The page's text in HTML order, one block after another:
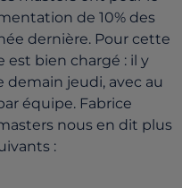
de 10% des
dernière. Pour cette
est bien chargé : il y
jeudi, avec au
équipe. Fabrice
nous en dit plus
: